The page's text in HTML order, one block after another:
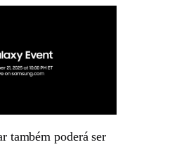
também poderá ser